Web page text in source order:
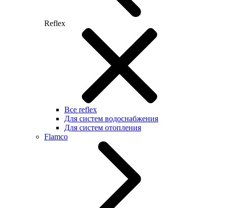
Reflex
Все reflex
Для систем водоснабжения
Для систем отопления
Flamco